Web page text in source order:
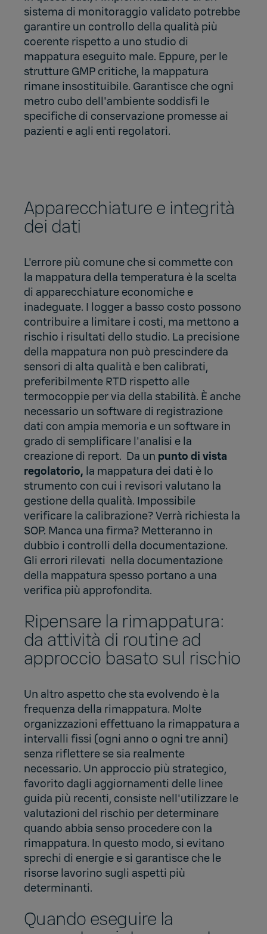
sistema di monitoraggio validato potrebbe
garantire un controllo della qualità più
coerente rispetto a uno studio di
mappatura eseguito male. Eppure, per le
strutture GMP critiche, la mappatura
rimane insostituibile. Garantisce che ogni
metro cubo dell'ambiente soddisfi le
specifiche di conservazione promesse ai
pazienti e agli enti regolatori.
Apparecchiature e integrità
dei dati
L'errore più comune che si commette con
la mappatura della temperatura è la scelta
di apparecchiature economiche e
inadeguate. I logger a basso costo possono
contribuire a limitare i costi, ma mettono a
rischio i risultati dello studio. La precisione
della mappatura non può prescindere da
sensori di alta qualità e ben calibrati,
preferibilmente RTD rispetto alle
termocoppie per via della stabilità. È anche
necessario un software di registrazione
dati con ampia memoria e un software in
grado di semplificare l'analisi e la
creazione di report. Da un punto di vista
regolatorio, la mappatura dei dati è lo
strumento con cui i revisori valutano la
gestione della qualità. Impossibile
verificare la calibrazione? Verrà richiesta la
SOP. Manca una firma? Metteranno in
dubbio i controlli della documentazione.
Gli errori rilevati nella documentazione
della mappatura spesso portano a una
verifica più approfondita.
Ripensare la rimappatura:
da attività di routine ad
approccio basato sul rischio
Un altro aspetto che sta evolvendo è la
frequenza della rimappatura. Molte
organizzazioni effettuano la rimappatura a
intervalli fissi (ogni anno o ogni tre anni)
senza riflettere se sia realmente
necessario. Un approccio più strategico,
favorito dagli aggiornamenti delle linee
guida più recenti, consiste nell'utilizzare le
valutazioni del rischio per determinare
quando abbia senso procedere con la
rimappatura. In questo modo, si evitano
sprechi di energie e si garantisce che le
risorse lavorino sugli aspetti più
determinanti.
Quando eseguire la